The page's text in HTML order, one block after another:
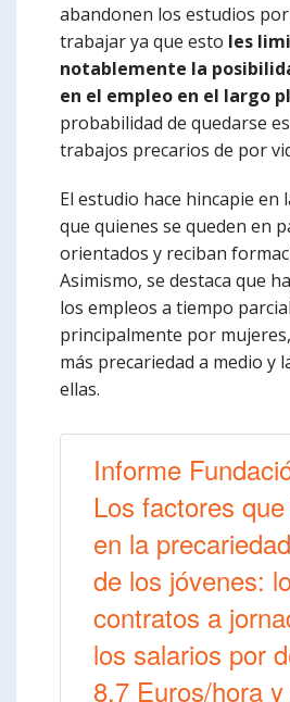
abandonen los estudios
trabajar ya que esto les
notablemente la
en el empleo en el largo
probabilidad de quedarse
trabajos precarios de por
El estudio hace hincapie en
que quienes se queden en
orientados y reciban
Asimismo, se destaca que
los empleos a tiempo
principalmente por
más precariedad a medio y
ellas.
Informe
Los factores
en la
de los jóvenes:
contratos a
los salarios por
8,7 Euros/hora y